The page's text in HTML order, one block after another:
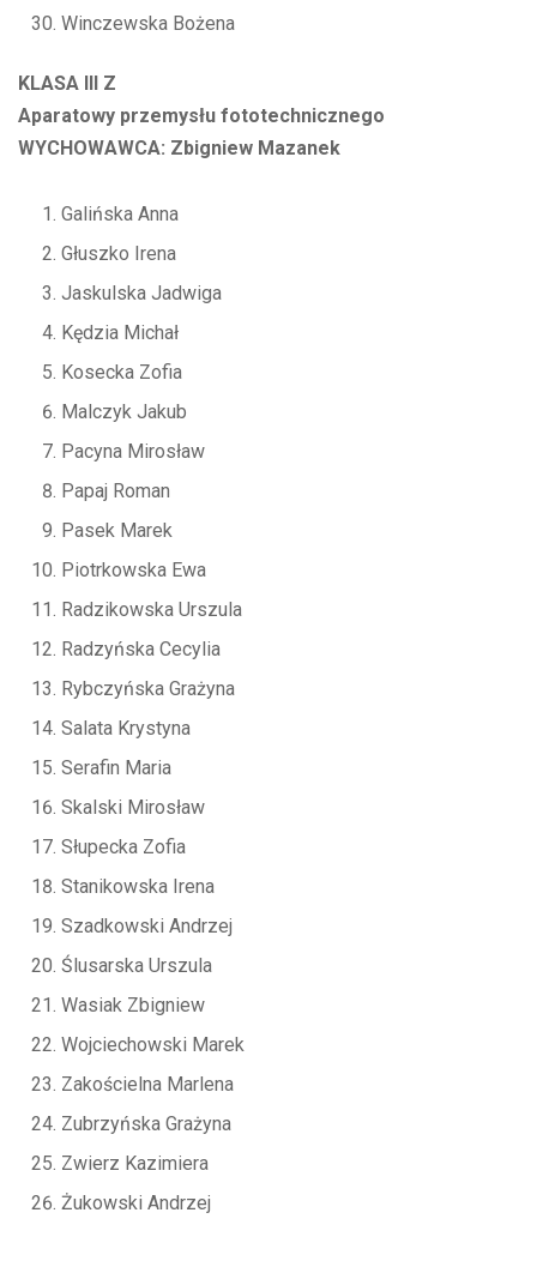
Winczewska Bożena
KLASA III Z
Aparatowy przemysłu fototechnicznego
WYCHOWAWCA: Zbigniew Mazanek
Galińska Anna
Głuszko Irena
Jaskulska Jadwiga
Kędzia Michał
Kosecka Zofia
Malczyk Jakub
Pacyna Mirosław
Papaj Roman
Pasek Marek
Piotrkowska Ewa
Radzikowska Urszula
Radzyńska Cecylia
Rybczyńska Grażyna
Salata Krystyna
Serafin Maria
Skalski Mirosław
Słupecka Zofia
Stanikowska Irena
Szadkowski Andrzej
Ślusarska Urszula
Wasiak Zbigniew
Wojciechowski Marek
Zakościelna Marlena
Zubrzyńska Grażyna
Zwierz Kazimiera
Żukowski Andrzej